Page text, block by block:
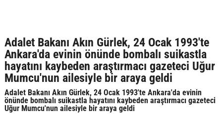
Adalet Bakanı Akın Gürlek, 24 Ocak 1993'te
Ankara'da evinin önünde bombalı suikastla
hayatını kaybeden araştırmacı gazeteci Uğur
Mumcu'nun ailesiyle bir araya geldi
Adalet Bakanı Akın Gürlek, 24 Ocak 1993'te Ankara'da evinin
önünde bombalı suikastla hayatını kaybeden araştırmacı gazeteci
Uğur Mumcu'nun ailesiyle bir araya geldi